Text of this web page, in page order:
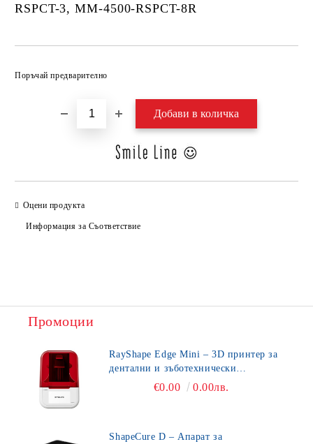
RSPCT-3, MM-4500-RSPCT-8R
Поръчай предварително
Оцени продукта
Информация за Съответствие
Промоции
RayShape Edge Mini – 3D принтер за
дентални и зъботехнически
приложения€0.00 0.00лв.
ShapeCure D – Апарат за